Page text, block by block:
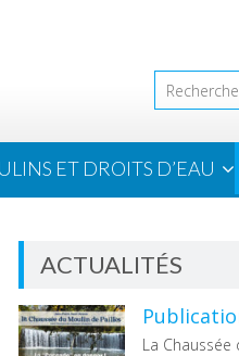
ET DROITS D’EAU
ACTUALITÉS
La